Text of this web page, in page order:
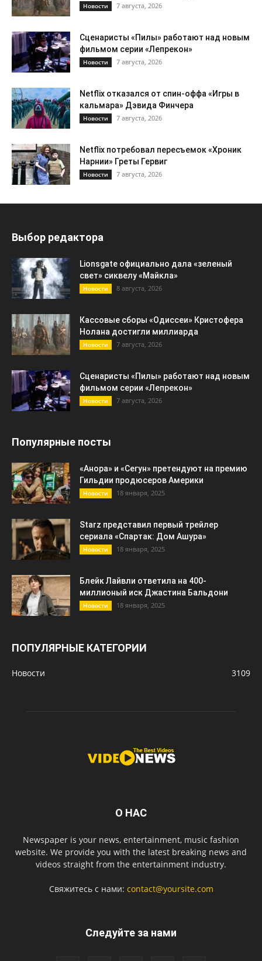
Новости 7 августа, 2026
Сценаристы «Пилы» работают над новым
фильмом серии «Лепрекон»
Новости 7 августа, 2026
Netflix отказался от спин-оффа «Игры в
кальмара» Дэвида Финчера
Новости 7 августа, 2026
Netflix потребовал пересъемок «Хроник
Нарнии» Греты Гервиг
Новости 7 августа, 2026
Выбор редактора
Lionsgate официально дала «зеленый
свет» сиквелу «Майкла»
Новости 8 августа, 2026
Кассовые сборы «Одиссеи» Кристофера
Нолана достигли миллиарда
Новости 7 августа, 2026
Сценаристы «Пилы» работают над новым
фильмом серии «Лепрекон»
Новости 7 августа, 2026
Популярные посты
«Анора» и «Сегун» претендуют на премию
Гильдии продюсеров Америки
Новости 18 января, 2025
Starz представил первый трейлер
сериала «Спартак: Дом Ашура»
Новости 18 января, 2025
Блейк Лайвли ответила на 400-
миллионый иск Джастина Бальдони
Новости 18 января, 2025
ПОПУЛЯРНЫЕ КАТЕГОРИИ
Новости 3109
О НАС
Newspaper is your news, entertainment, music fashion
website. We provide you with the latest breaking news and
videos straight from the entertainment industry.
Свяжитесь с нами: contact@yoursite.com
Следуйте за нами